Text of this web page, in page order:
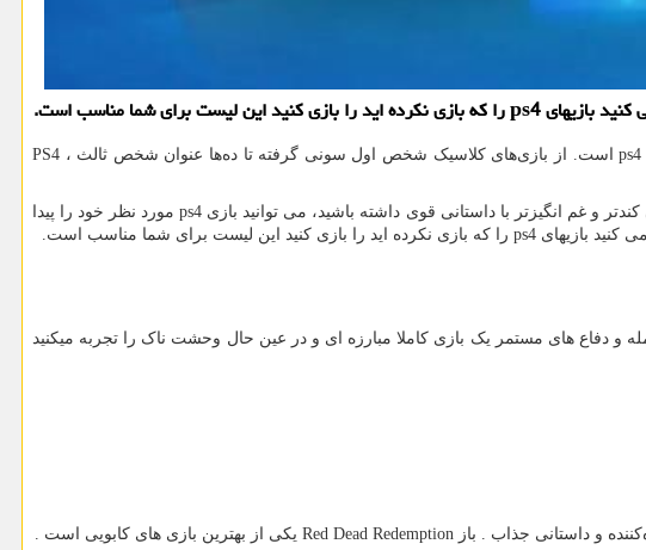
ps4 است. از بازی‌های کلاسیک شخص اول سونی گرفته تا ده‌ها عنوان شخص ثالث ، PS4
و غم انگیزتر با داستانی قوی داشته باشید، می توانید بازی ps4مورد نظر خود را پیدا
کنید بازیهای ps4 را که بازی نکرده اید را بازی کنید این لیست برای شما مناسب است.
و دفاع های مستمر یک بازی کاملا مبارزه ای و در عین حال وحشت ناک را تجربه میکنید
و داستانی جذاب . باز Red Dead Redemption یکی از بهترین بازی های کابویی است .